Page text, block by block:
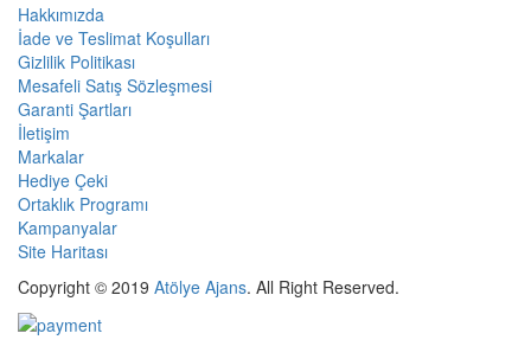
Hakkımızda
İade ve Teslimat Koşulları
Gizlilik Politikası
Mesafeli Satış Sözleşmesi
Garanti Şartları
İletişim
Markalar
Hediye Çeki
Ortaklık Programı
Kampanyalar
Site Haritası
Copyright © 2019 Atölye Ajans. All Right Reserved.